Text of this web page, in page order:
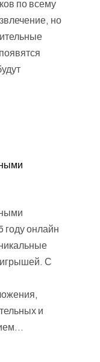
по всему
но
онлайн
С
и